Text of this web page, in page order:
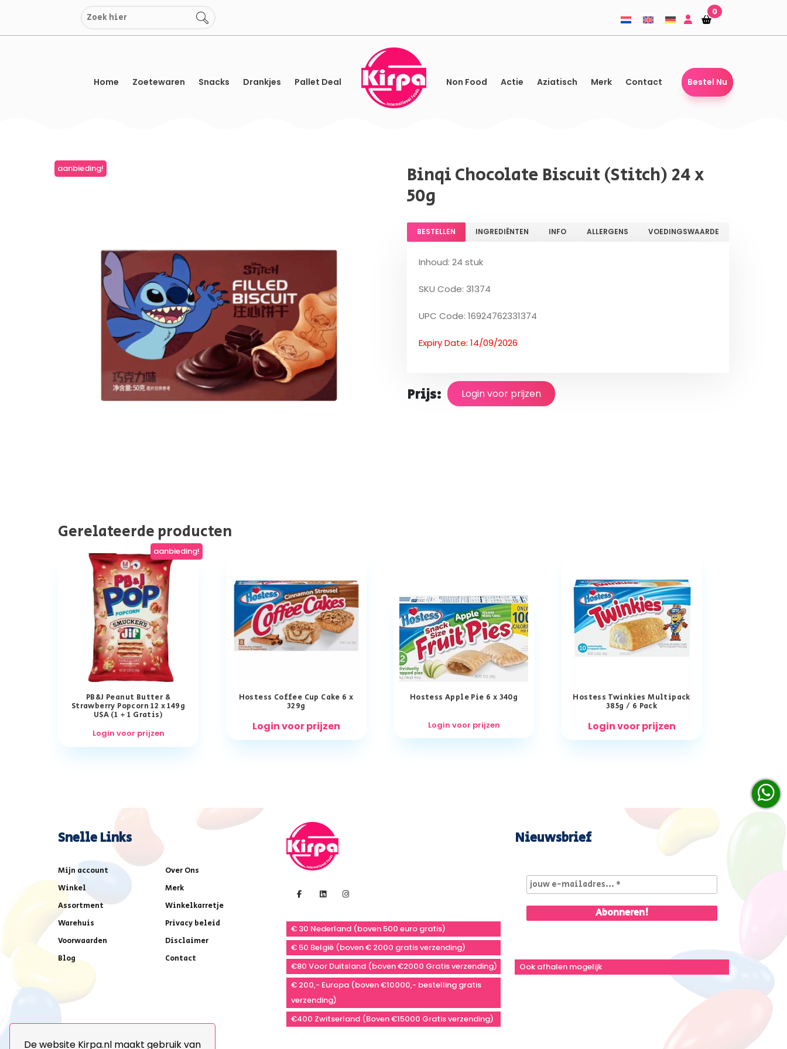
De website Kirpa.nl maakt gebruik van
inhoud
Winkelmandje
Winkelmandje
0
Home Zoetewaren Snacks Drankjes Pallet Deal Non Food Actie Aziatisch Merk Contact Bestel Nu
aanbieding!
Binqi Chocolate Biscuit (Stitch) 24 x
50g
BESTELLEN INGREDIËNTEN INFO ALLERGENS VOEDINGSWAARDE
Inhoud: 24 stuk
SKU Code: 31374
UPC Code: 16924762331374
Expiry Date: 14/09/2026
Prijs: Login voor prijzen
Gerelateerde producten
aanbieding!
PB&J Peanut Butter &
Strawberry Popcorn 12 x 149g
USA (1 + 1 Gratis)
Login voor prijzen
Hostess Coffee Cup Cake 6 x
329g
Login voor prijzen
Hostess Apple Pie 6 x 340g
Login voor prijzen
Hostess Twinkies Multipack
385g / 6 Pack
Login voor prijzen
Snelle Links
Mijn account
Over Ons
Winkel
Merk
Assortment
Winkelkarretje
Warehuis
Privacy beleid
Voorwaarden
Disclaimer
Blog
Contact
€ 30 Nederland (boven 500 euro gratis)
€ 50 België (boven € 2000 gratis verzending)
€80 Voor Duitsland (boven €2000 Gratis verzending)
€ 200,- Europa (boven €10000,- bestelling gratis
verzending)
€400 Zwitserland (Boven €15000 Gratis verzending)
Nieuwsbrief
Ook afhalen mogelijk